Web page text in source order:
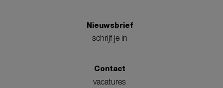
Nieuwsbrief
schrijf je in
Contact
vacatures